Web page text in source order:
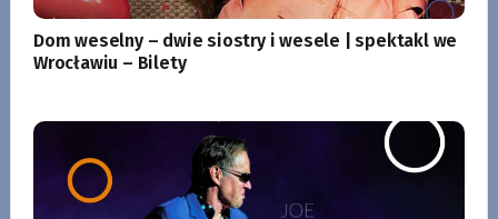
Dom weselny – dwie siostry i wesele | spektakl we
Wrocławiu – Bilety